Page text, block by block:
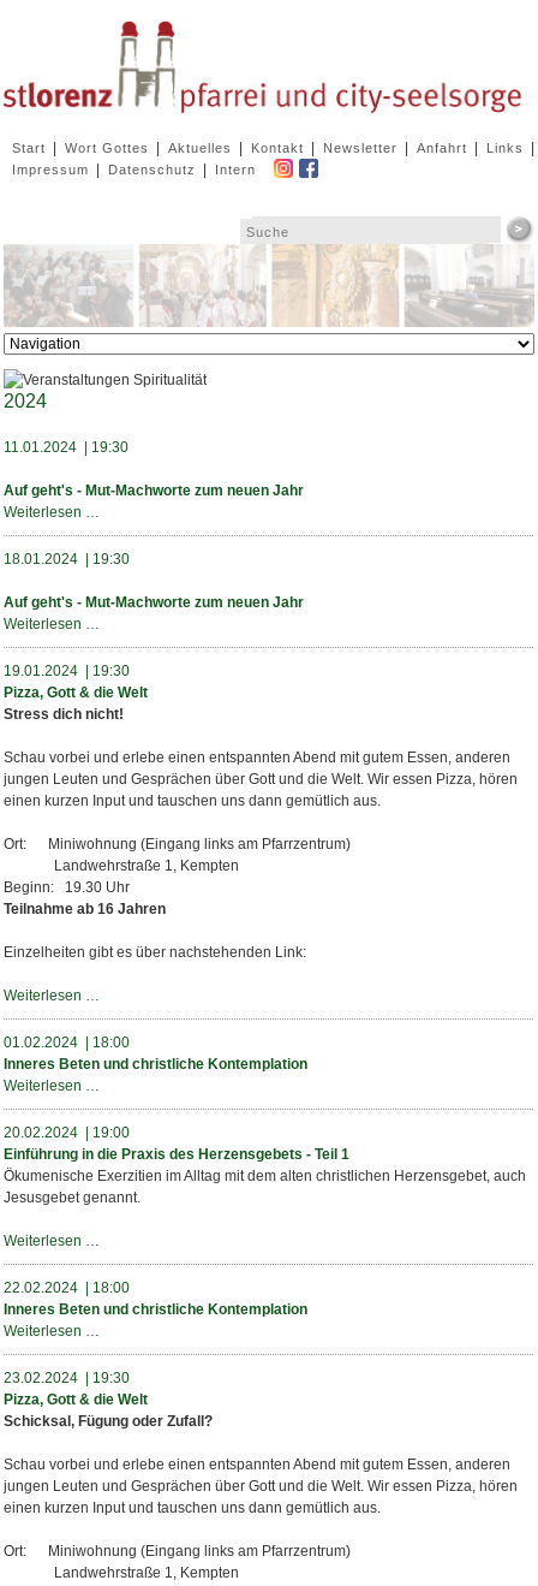
überspringen
Start Wort Gottes Aktuelles Kontakt Newsletter Anfahrt Links
Impressum Datenschutz Intern
Zielseite
2024
11.01.2024 | 19:30
Auf geht's - Mut-Machworte zum neuen Jahr
Weiterlesen …
geht's
-
Machworte
Jahr
18.01.2024 | 19:30
Auf geht's - Mut-Machworte zum neuen Jahr
Weiterlesen …
geht's
-
Mut-
Machworte
neuen
Jahr
19.01.2024 | 19:30
Pizza, Gott & die Welt
Stress dich nicht!
Schau vorbei und erlebe einen entspannten Abend mit gutem Essen, anderen
jungen Leuten und Gesprächen über Gott und die Welt. Wir essen Pizza, hören
einen kurzen Input und tauschen uns dann gemütlich aus.
Ort: Miniwohnung (Eingang links am Pfarrzentrum)
Landwehrstraße 1, Kempten
Beginn: 19.30 Uhr
Teilnahme ab 16 Jahren
Einzelheiten gibt es über nachstehenden Link:
Weiterlesen …
Gott
&
die
01.02.2024 | 18:00
Inneres Beten und christliche Kontemplation
Weiterlesen …
Beten
und
christliche
Kontemplation
20.02.2024 | 19:00
Einführung in die Praxis des Herzensgebets - Teil 1
Ökumenische Exerzitien im Alltag mit dem alten christlichen Herzensgebet, auch
Jesusgebet genannt.
Weiterlesen …
in
die
Praxis
-
Teil
22.02.2024 | 18:00
Inneres Beten und christliche Kontemplation
Weiterlesen …
Beten
und
christliche
Kontemplation
23.02.2024 | 19:30
Pizza, Gott & die Welt
Schicksal, Fügung oder Zufall?
Schau vorbei und erlebe einen entspannten Abend mit gutem Essen, anderen
jungen Leuten und Gesprächen über Gott und die Welt. Wir essen Pizza, hören
einen kurzen Input und tauschen uns dann gemütlich aus.
Ort: Miniwohnung (Eingang links am Pfarrzentrum)
Landwehrstraße 1, Kempten